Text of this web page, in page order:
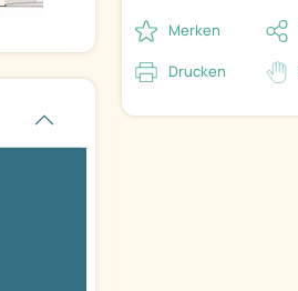
Merken
Drucken